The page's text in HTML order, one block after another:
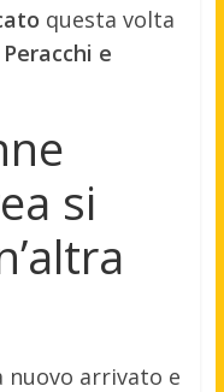
questa volta
e
si
nuovo arrivato e